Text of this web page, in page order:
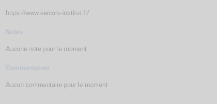
https://www.seniors-institut.fr/
Notes
Aucune note pour le moment
Commentaires
Aucun commentaire pour le moment